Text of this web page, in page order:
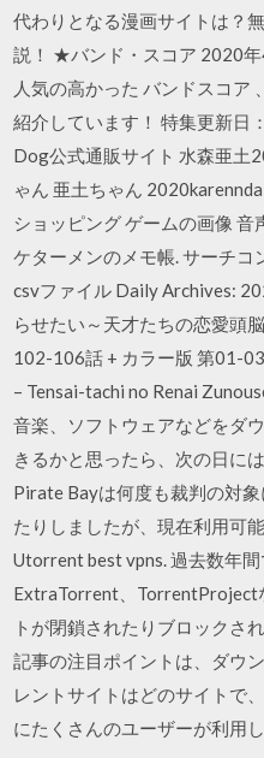
代わりとなる漫画サイトは？
説！ ★バンド・スコア 2020
人気の高かった バンドスコア
紹介しています！ 特集更新
Dog公式通販サイト 水森亜土
ゃん 亜土ちゃん
ショッピング ゲームの画像 音
ケターメンのメモ帳. サーチコ
csvファイル Daily Archives:
らせたい～天才たちの恋愛頭
102-106話 + カラー版 第01-
– Tensai-tachi no Renai
音楽、ソフトウェアなどをダ
きるかと思ったら、次の日に
Pirate Bayは何度も裁判の対
たりしましたが、現在利用可
Utorrent best vpns. 過去数年間
ExtraTorrent、TorrentProject
トが閉鎖されたりブロックさ
記事の注目ポイントは、ダウ
レントサイトはどのサイトで
にたくさんのユーザーが利用